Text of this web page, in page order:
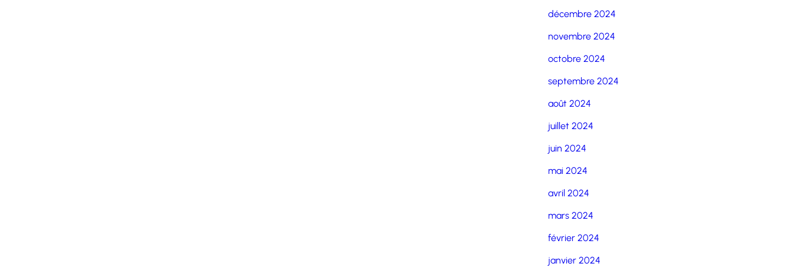
décembre 2024
novembre 2024
octobre 2024
septembre 2024
août 2024
juillet 2024
juin 2024
mai 2024
avril 2024
mars 2024
février 2024
janvier 2024